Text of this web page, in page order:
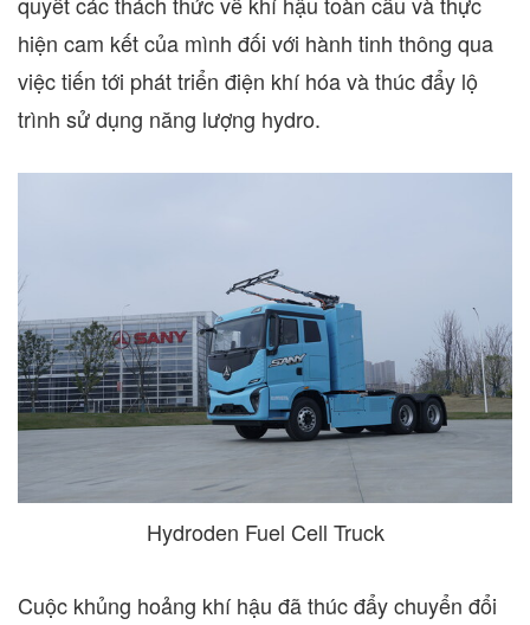
hiện cam kết của mình đối với hành tinh thông qua
việc tiến tới phát triển điện khí hóa và thúc đẩy lộ
trình sử dụng năng lượng hydro.
Hydroden Fuel Cell Truck
Cuộc khủng hoảng khí hậu đã thúc đẩy chuyển đổi